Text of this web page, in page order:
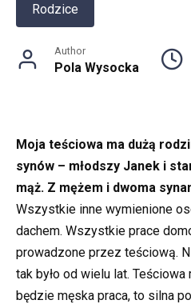
Rodzice
Author
Pola Wysocka
Moja teściowa ma dużą
synów – młodszy Janek i
mąż. Z mężem i dwoma
Wszystkie inne wymienione
dachem. Wszystkie prace
prowadzone przez teściową.
tak było od wielu lat. Teściowa
będzie męska praca, to silna